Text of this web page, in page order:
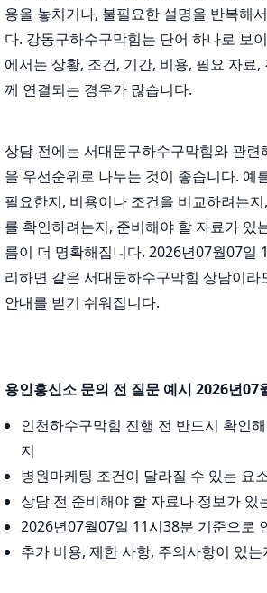
용을 놓치거나, 불필요한 설명을 반복해
다. 강동구하수구막힘는 단어 하나로 보
에서는 상황, 조건, 기간, 비용, 필요 자료
께 연결되는 경우가 많습니다.
상담 전에는 서대문구하수구막힘와 관련
을 우선순위로 나누는 것이 좋습니다. 예
필요한지, 비용이나 조건을 비교하려는
를 확인하려는지, 준비해야 할 자료가 있
름이 더 명확해집니다. 2026년07월07일
리하면 같은 서대문하수구막힘 상담이라
안내를 받기 쉬워집니다.
용인흥신소 문의 전 질문 예시 2026년07
인천하수구막힘 진행 전 반드시 확인
지
병원마케팅 조건이 달라질 수 있는 요
상담 전 준비해야 할 자료나 정보가 있
2026년07월07일 11시38분 기준으로
추가 비용, 제한 사항, 주의사항이 있는